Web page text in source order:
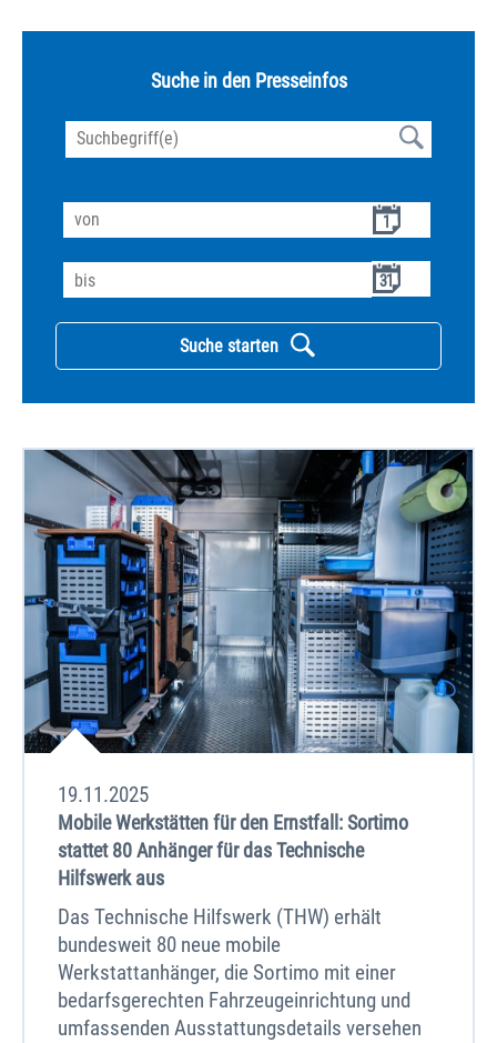
Suche in den Presseinfos
1
31
Suche starten
19.11.2025
Mobile Werkstätten für den Ernstfall: Sortimo
stattet 80 Anhänger für das Technische
Hilfswerk aus
Das Technische Hilfswerk (THW) erhält
bundesweit 80 neue mobile
Werkstattanhänger, die Sortimo mit einer
bedarfsgerechten Fahrzeugeinrichtung und
umfassenden Ausstattungsdetails versehen